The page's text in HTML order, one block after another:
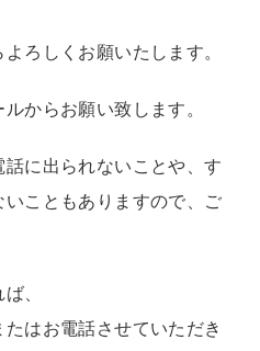
ろしくお願いたします。
からお願い致します。
に出られないことや、す
こともありますので、ご
、
はお電話させていただき